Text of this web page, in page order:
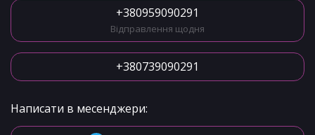
+380959090291
Відправлення щодня
+380739090291
Написати в месенджери: